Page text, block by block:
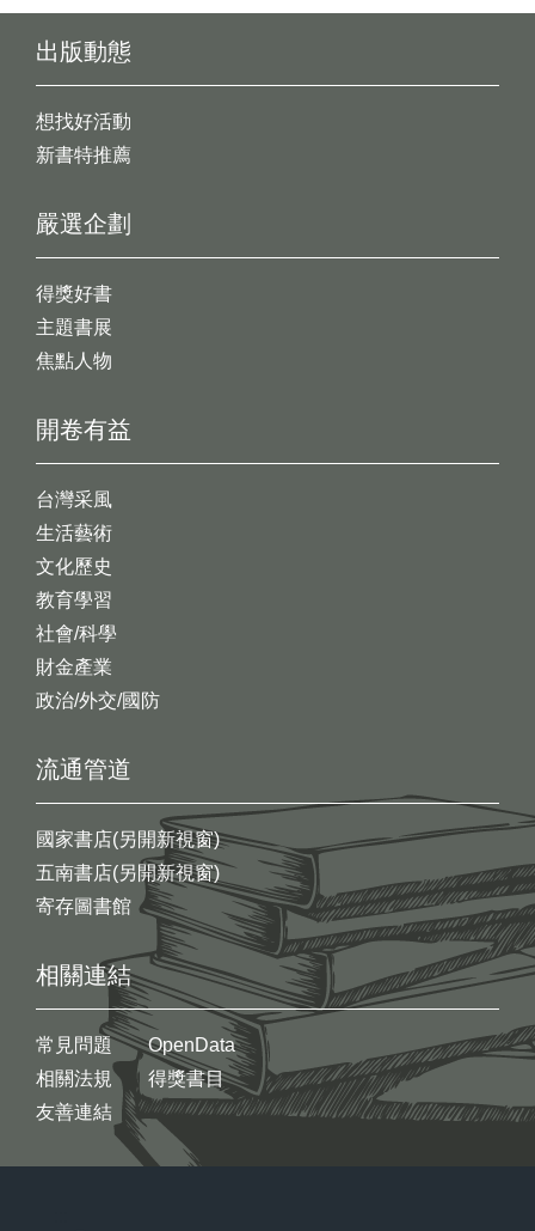
出版動態
想找好活動
新書特推薦
開卷有益
台灣采風
生活藝術
文化歷史
教育學習
社會/科學
財金產業
政治/外交/國防
嚴選企劃
得獎好書
主題書展
焦點人物
流通管道
國家書店(另開新視窗)
五南書店(另開新視窗)
寄存圖書館
相關連結
常見問題
相關法規
友善連結
OpenData
得獎書目